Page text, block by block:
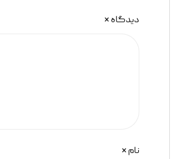
دیدگاه*
نام*